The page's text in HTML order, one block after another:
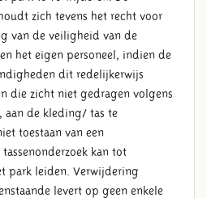
zich tevens het recht voor
van de veiligheid van de
het eigen personeel, indien de
dit redelijkerwijs
die zicht niet gedragen volgens
aan de kleding/ tas te
toestaan van een
kan tot
park leiden. Verwijdering
levert op geen enkele